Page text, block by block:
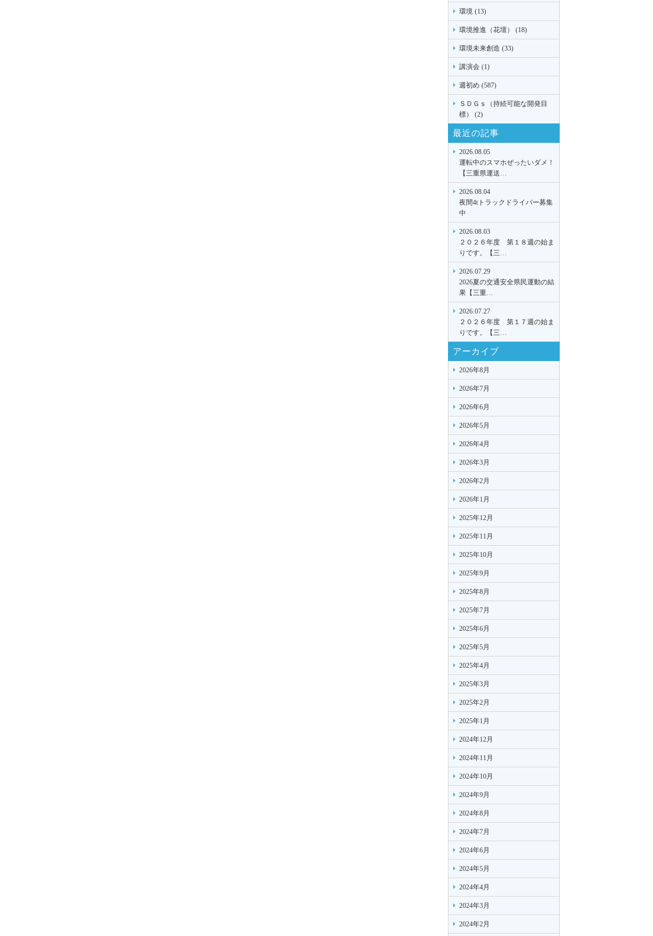
環境 (13)
環境推進（花壇） (18)
環境未来創造 (33)
講演会 (1)
週初め (587)
ＳＤＧｓ（持続可能な開発目
標） (2)
最近の記事
2026.08.05
運転中のスマホぜったいダメ！
【三重県運送…
2026.08.04
夜間4tトラックドライバー募集
中
2026.08.03
２０２６年度 第１８週の始ま
りです。【三…
2026.07.29
2026夏の交通安全県民運動の結
果【三重…
2026.07.27
２０２６年度 第１７週の始ま
りです。【三…
アーカイブ
2026年8月
2026年7月
2026年6月
2026年5月
2026年4月
2026年3月
2026年2月
2026年1月
2025年12月
2025年11月
2025年10月
2025年9月
2025年8月
2025年7月
2025年6月
2025年5月
2025年4月
2025年3月
2025年2月
2025年1月
2024年12月
2024年11月
2024年10月
2024年9月
2024年8月
2024年7月
2024年6月
2024年5月
2024年4月
2024年3月
2024年2月